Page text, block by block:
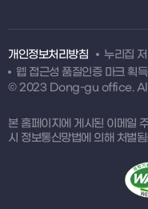
개인정보처리방침
누리집
웹 접근성 품질인증 마크 획득
© 2023 Dong-gu office.
본 홈페이지에 게시된 이메일
시 정보통신망법에 의해 처벌